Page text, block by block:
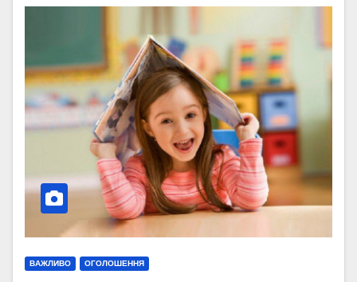
ВАЖЛИВО ОГОЛОШЕННЯ